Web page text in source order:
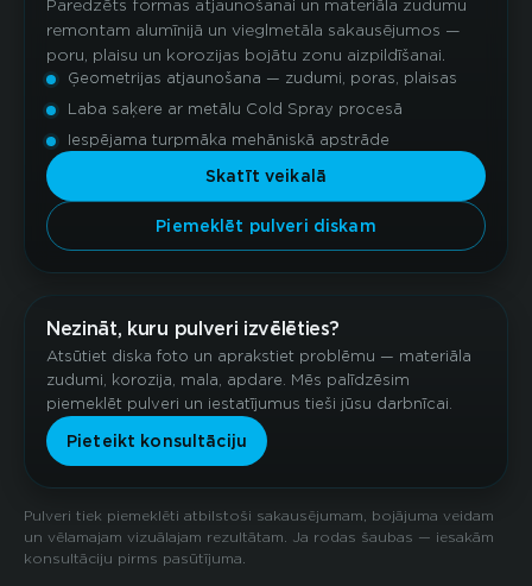
Paredzēts formas atjaunošanai un materiāla zudumu
remontam alumīnijā un vieglmetāla sakausējumos —
poru, plaisu un korozijas bojātu zonu aizpildīšanai.
Ģeometrijas atjaunošana — zudumi, poras, plaisas
Laba saķere ar metālu Cold Spray procesā
Iespējama turpmāka mehāniskā apstrāde
Skatīt veikalā
Piemeklēt pulveri diskam
Nezināt, kuru pulveri izvēlēties?
Atsūtiet diska foto un aprakstiet problēmu — materiāla
zudumi, korozija, mala, apdare. Mēs palīdzēsim
piemeklēt pulveri un iestatījumus tieši jūsu darbnīcai.
Pieteikt konsultāciju
Pulveri tiek piemeklēti atbilstoši sakausējumam, bojājuma veidam
un vēlamajam vizuālajam rezultātam. Ja rodas šaubas — iesakām
konsultāciju pirms pasūtījuma.